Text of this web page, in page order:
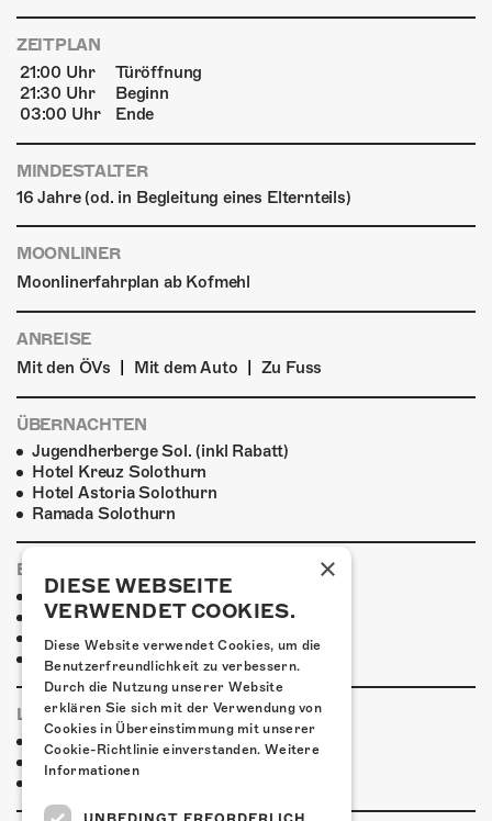
ZEITPLAN
21:00 Uhr
Türöffnung
21:30 Uhr
Beginn
03:00 Uhr
Ende
MINDESTALTER
16 Jahre (od. in Begleitung eines Elternteils)
MOONLINER
Moonlinerfahrplan ab Kofmehl
ANREISE
Mit den ÖVs
Mit dem Auto Zu Fuss
ÜBERNACHTEN
Jugendherberge Sol. (inkl Rabatt)
Hotel Kreuz Solothurn
Hotel Astoria Solothurn
Ramada Solothurn
ESSENSTIPPS
Pier 11
Ristorante Pizzeria Casablanca
Restaurant Kreuz
Pittaria
LINKS & PARTNER
Vale Tudo
Horace
×
DIESE WEBSEITE
VERWENDET COOKIES.
Diese Website verwendet Cookies, um die
Benutzerfreundlichkeit zu verbessern.
Durch die Nutzung unserer Website
erklären Sie sich mit der Verwendung von
Cookies in Übereinstimmung mit unserer
Cookie-Richtlinie einverstanden. Weitere
Informationen